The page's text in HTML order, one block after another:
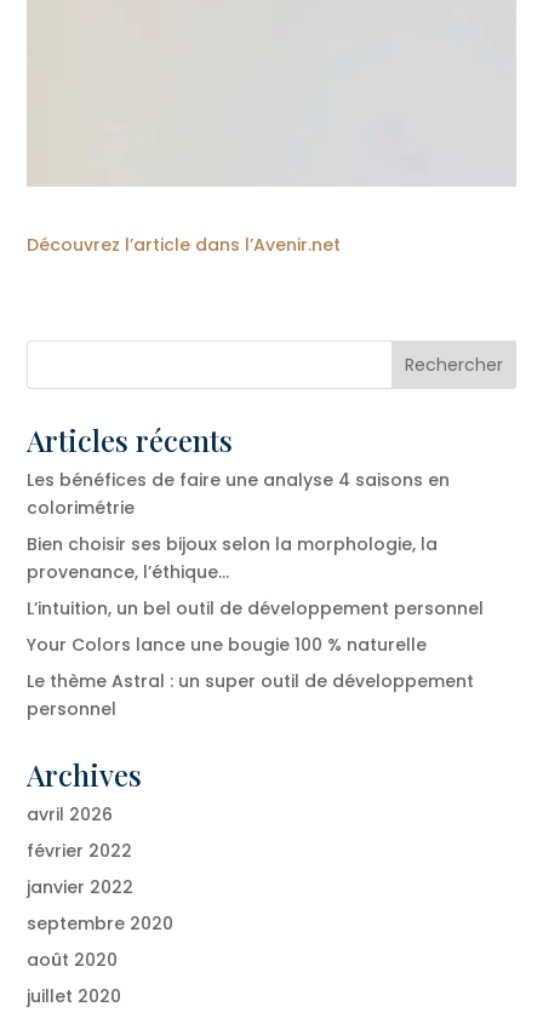
Découvrez l’article dans l’Avenir.net
Articles récents
Les bénéfices de faire une analyse 4 saisons en
colorimétrie
Bien choisir ses bijoux selon la morphologie, la
provenance, l’éthique…
L’intuition, un bel outil de développement personnel
Your Colors lance une bougie 100 % naturelle
Le thème Astral : un super outil de développement
personnel
Archives
avril 2026
février 2022
janvier 2022
septembre 2020
août 2020
juillet 2020